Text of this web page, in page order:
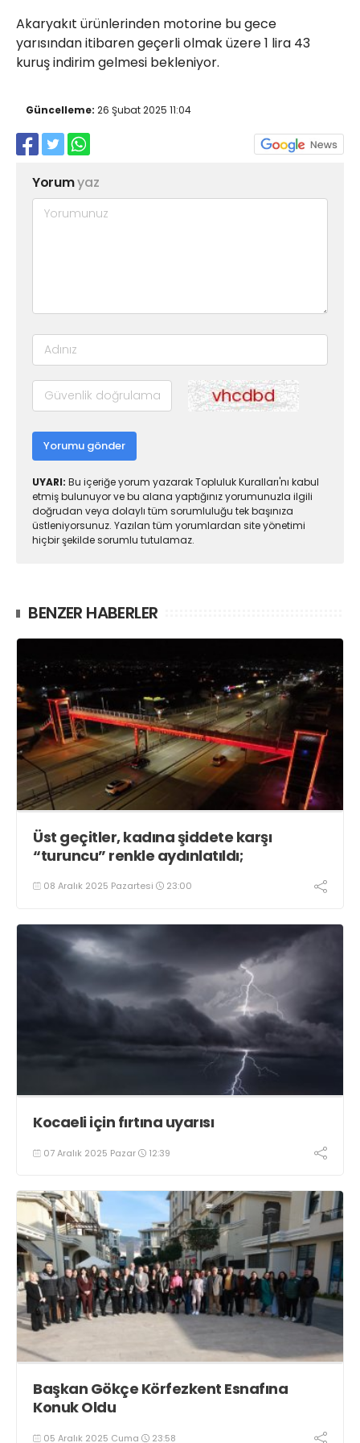
Akaryakıt ürünlerinden motorine bu gece
yarısından itibaren geçerli olmak üzere 1 lira 43
kuruş indirim gelmesi bekleniyor.
Güncelleme: 26 Şubat 2025 11:04
Yorumyaz
Yorumu gönder
UYARI: Bu içeriğe yorum yazarak Topluluk Kuralları'nı kabul
etmiş bulunuyor ve bu alana yaptığınız yorumunuzla ilgili
doğrudan veya dolaylı tüm sorumluluğu tek başınıza
üstleniyorsunuz. Yazılan tüm yorumlardan site yönetimi
hiçbir şekilde sorumlu tutulamaz.
BENZER HABERLER
Üst geçitler, kadına şiddete karşı
“turuncu” renkle aydınlatıldı;
08 Aralık 2025 Pazartesi 23:00
Kocaeli için fırtına uyarısı
07 Aralık 2025 Pazar 12:39
Başkan Gökçe Körfezkent Esnafına
Konuk Oldu
05 Aralık 2025 Cuma 23:58
Yahya Kaptan Mahallesi
Akkavaklar Caddesi No:17/4 İzmit-
KOCAELİ